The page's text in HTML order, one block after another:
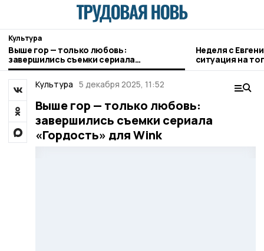
Культура
Выше гор — только любовь:
завершились съемки сериала
«Гордость» для Wink
Неделя с
ситуация на
городе и
Культура 5 декабря 2025, 11:52
Выше гор — только любовь:
завершились съемки сериала
«Гордость» для Wink